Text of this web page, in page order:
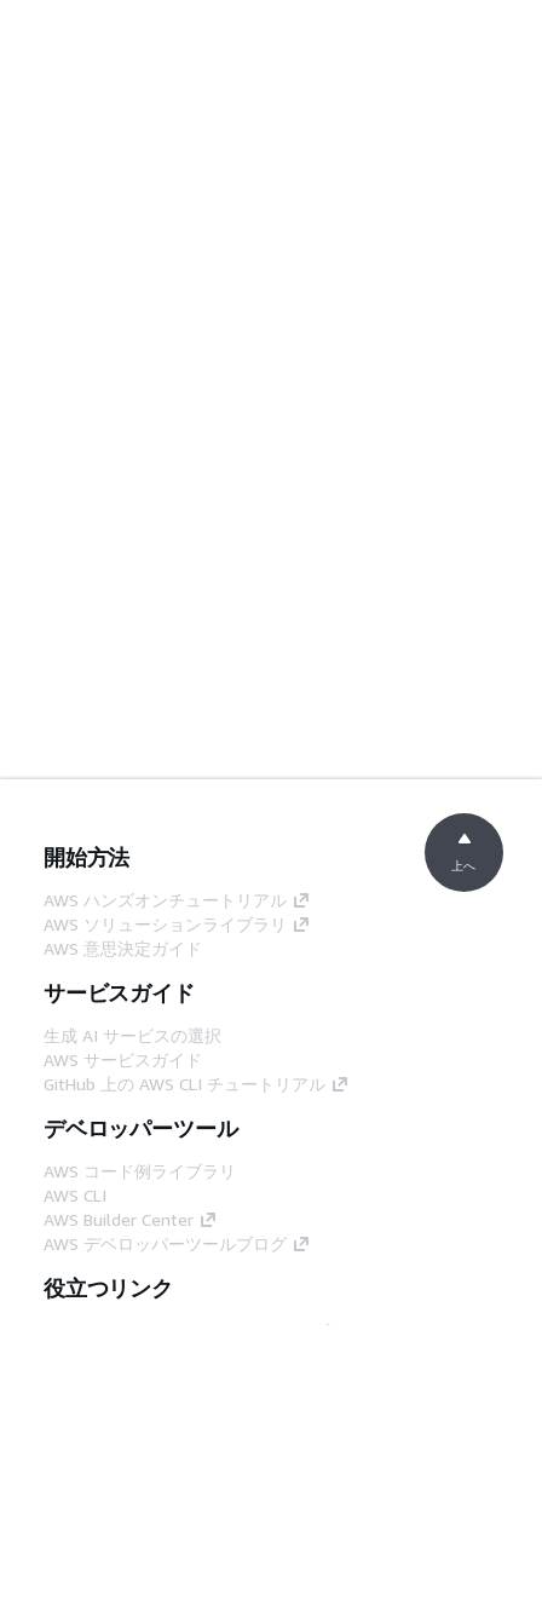
開始方法
AWS ハンズオンチュートリアル
AWS ソリューションライブラリ
AWS 意思決定ガイド
サービスガイド
生成 AI サービスの選択
AWS サービスガイド
GitHub 上の AWS CLI チュートリアル
デベロッパーツール
AWS コード例ライブラリ
AWS CLI
AWS Builder Center
AWS デベロッパーツールブログ
役立つリンク
AWS ドキュメント MCP サーバーをダウンロー
上へ